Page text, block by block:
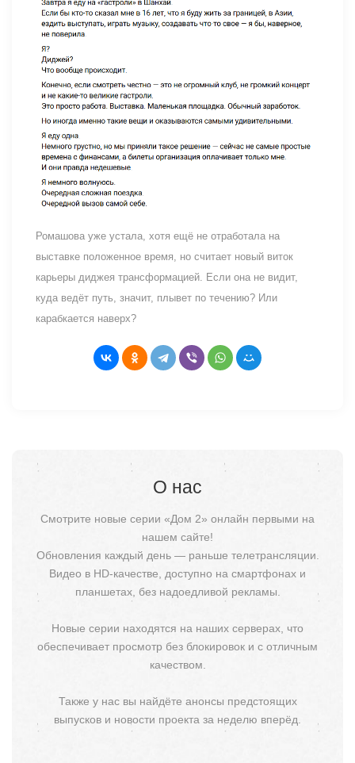
Ромашова уже устала, хотя ещё не отработала на
выставке положенное время, но считает новый виток
карьеры диджея трансформацией. Если она не видит,
куда ведёт путь, значит, плывет по течению? Или
карабкается наверх?
О нас
Смотрите новые серии «Дом 2» онлайн первыми на
нашем сайте!
Обновления каждый день — раньше телетрансляции.
Видео в HD-качестве, доступно на смартфонах и
планшетах, без надоедливой рекламы.
Новые серии находятся на наших серверах, что
обеспечивает просмотр без блокировок и с отличным
качеством.
Также у нас вы найдёте анонсы предстоящих
выпусков и новости проекта за неделю вперёд.